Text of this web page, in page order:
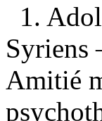
1.
Syriens
Amitié